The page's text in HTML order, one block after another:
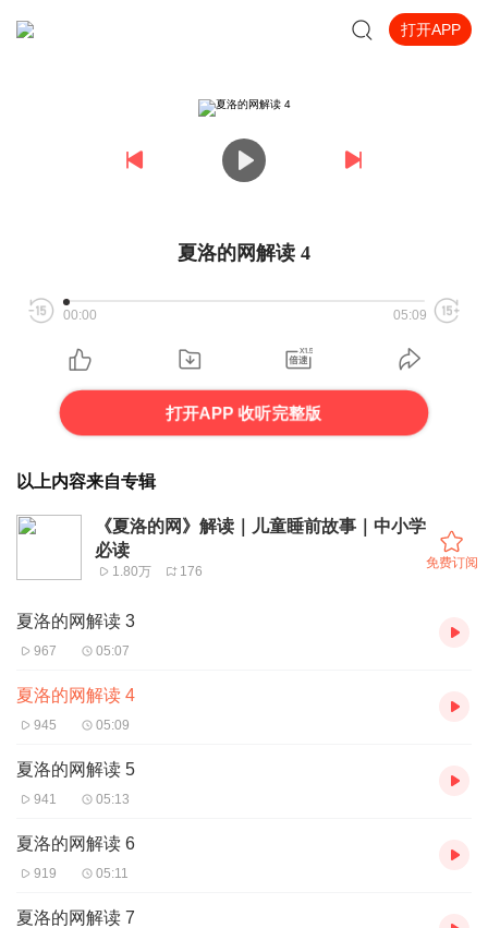
打开APP
夏洛的网解读 4
00:00 05:09
打开APP 收听完整版
以上内容来自专辑
《夏洛的网》解读｜儿童睡前故事｜中小学
必读
1.80万 176
免费订阅
夏洛的网解读 3
967 05:07
夏洛的网解读 4
945 05:09
夏洛的网解读 5
941 05:13
夏洛的网解读 6
919 05:11
夏洛的网解读 7